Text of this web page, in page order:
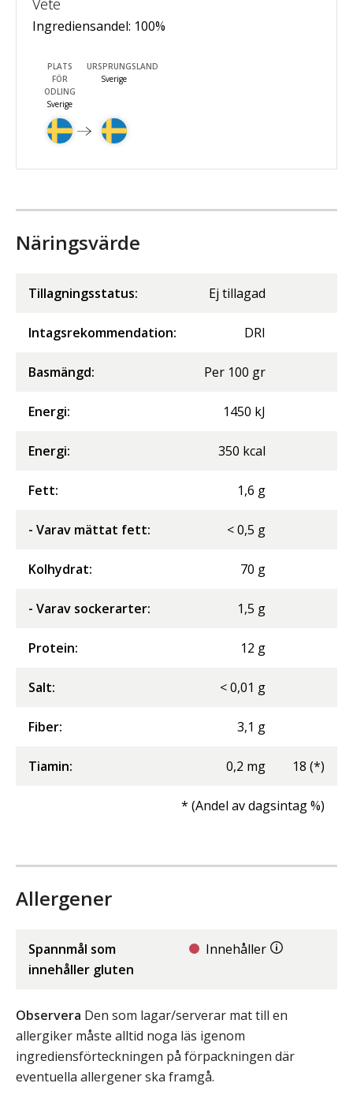
Vete
Ingrediensandel: 100%
PLATS
FÖR
ODLING
Sverige
URSPRUNGSLAND
Sverige
Näringsvärde
Tillagningsstatus: Ej tillagad
Intagsrekommendation: DRI
Basmängd: Per 100 gr
Energi: 1450 kJ
Energi: 350 kcal
Fett: 1,6 g
- Varav mättat fett: <0,5 g
Kolhydrat: 70 g
- Varav sockerarter: 1,5 g
Protein: 12 g
Salt: <0,01 g
Fiber: 3,1 g
Tiamin: 0,2 mg 18 (*)
* (Andel av dagsintag %)
Allergener
Spannmål som
innehåller gluten
Innehåller
Observera Den som lagar/serverar mat till en
allergiker måste alltid noga läs igenom
ingrediensförteckningen på förpackningen där
eventuella allergener ska framgå.